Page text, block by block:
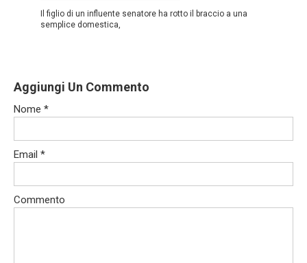
Il figlio di un influente senatore ha rotto il braccio a una
semplice domestica,
Aggiungi Un Commento
Nome *
Email *
Commento